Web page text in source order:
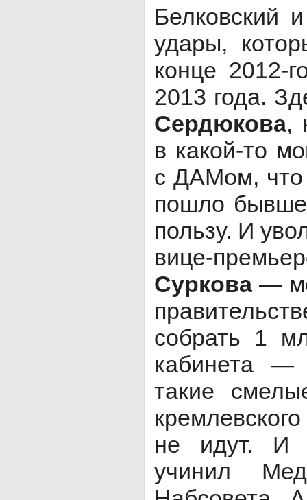
Белковский
удары,
конце 2012-
2013 года.
Сердюкова,
в какой-то
с ДАМом, что
пошло
пользу. И
вице-
Суркова—
собрать 1
кабинета —
такие
не идут. И
учинил